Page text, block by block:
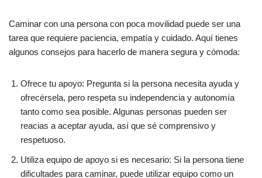
Caminar con una persona con poca movilidad puede ser una
tarea que requiere paciencia, empatía y cuidado. Aquí tienes
algunos consejos para hacerlo de manera segura y cómoda:
Ofrece tu apoyo: Pregunta si la persona necesita ayuda y
ofrecérsela, pero respeta su independencia y autonomía
tanto como sea posible. Algunas personas pueden ser
reacias a aceptar ayuda, así que sé comprensivo y
respetuoso.
Utiliza equipo de apoyo si es necesario: Si la persona tiene
dificultades para caminar, puede utilizar equipo como un